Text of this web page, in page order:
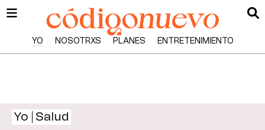
YO NOSOTRXS PLANES ENTRETENIMIENTO
Yo Salud